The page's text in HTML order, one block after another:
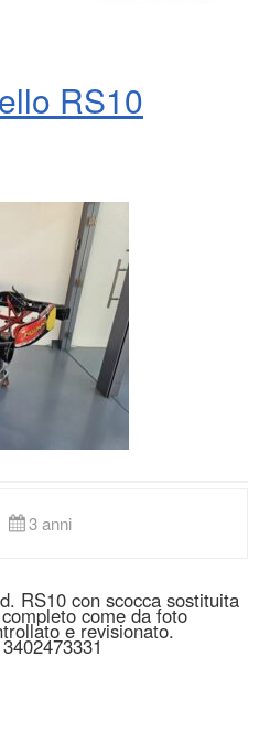
RS10
3 anni
RS10 con scocca sostituita
come da foto
e revisionato.